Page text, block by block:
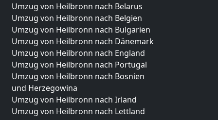
Umzug von Heilbronn nach Belarus
Umzug von Heilbronn nach Belgien
Umzug von Heilbronn nach Bulgarien
Umzug von Heilbronn nach Dänemark
Umzug von Heilbronn nach England
Umzug von Heilbronn nach Portugal
Umzug von Heilbronn nach Bosnien
und Herzegowina
Umzug von Heilbronn nach Irland
Umzug von Heilbronn nach Lettland